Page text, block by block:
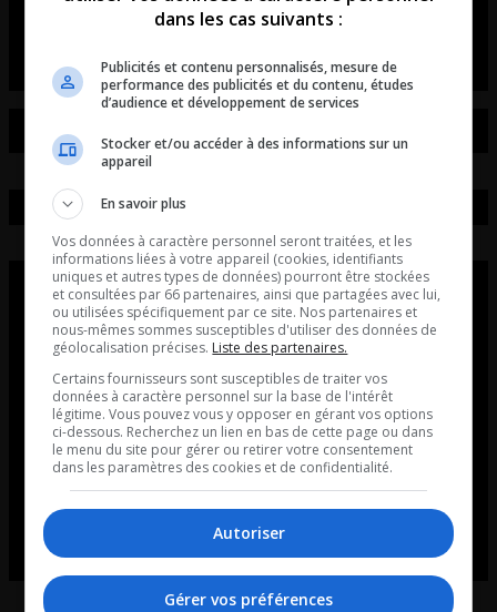
La chronique de Simon Laberge
dans les cas suivants :
Publicités et contenu personnalisés, mesure de
performance des publicités et du contenu, études
d’audience et développement de services
Stocker et/ou accéder à des informations sur un
appareil
En savoir plus
Vos données à caractère personnel seront traitées, et les
informations liées à votre appareil (cookies, identifiants
uniques et autres types de données) pourront être stockées
et consultées par 66 partenaires, ainsi que partagées avec lui,
ou utilisées spécifiquement par ce site. Nos partenaires et
nous-mêmes sommes susceptibles d'utiliser des données de
géolocalisation précises. Liste des partenaires.
Certains fournisseurs sont susceptibles de traiter vos
données à caractère personnel sur la base de l'intérêt
légitime. Vous pouvez vous y opposer en gérant vos options
ci-dessous. Recherchez un lien en bas de cette page ou dans
le menu du site pour gérer ou retirer votre consentement
dans les paramètres des cookies et de confidentialité.
Autoriser
Gérer vos préférences